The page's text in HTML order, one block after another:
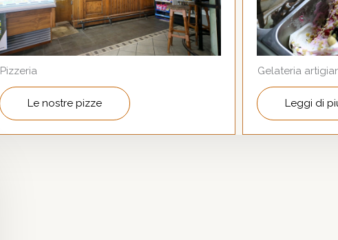
Pizzeria
Le nostre pizze
Gelateria
Leggi di